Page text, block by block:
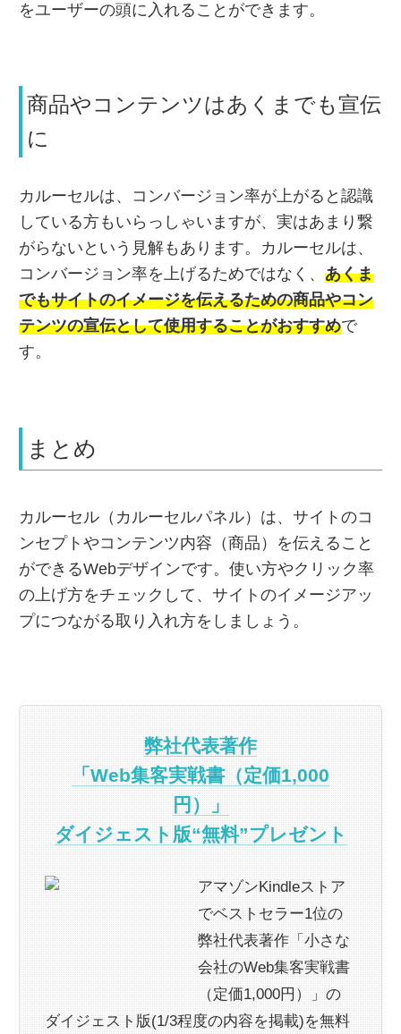
をユーザーの頭に入れることができます。
商品やコンテンツはあくまでも宣伝
に
カルーセルは、コンバージョン率が上がると認識
している方もいらっしゃいますが、実はあまり繋
がらないという見解もあります。カルーセルは、
コンバージョン率を上げるためではなく、 あくま
でもサイトのイメージを伝えるための商品やコン
テンツの宣伝として使用することがおすすめで
す。
まとめ
カルーセル（カルーセルパネル）は、サイトのコ
ンセプトやコンテンツ内容（商品）を伝えること
ができるWebデザインです。使い方やクリック率
の上げ方をチェックして、サイトのイメージアッ
プにつながる取り入れ方をしましょう。
弊社代表著作
「Web集客実戦書（定価1,000
円）」
ダイジェスト版“無料”プレゼント
アマゾンKindleストア
でベストセラー1位の
弊社代表著作「小さな
会社のWeb集客実戦書
（定価1,000円）」の
ダイジェスト版(1/3程度の内容を掲載)を無料